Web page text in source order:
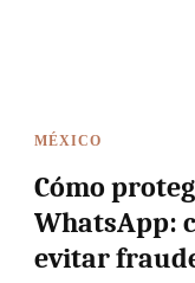
MÉXICO
Cómo
WhatsApp:
evitar